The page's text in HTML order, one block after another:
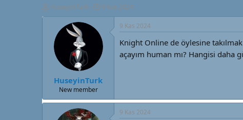
K
o
a
HuseyinTurk
B
a
a
n
ç
a
9 Kas 2024
HuseyinTurk
New member
9 Kas 2024
Knight Online de öylesine
açayım human mı? Hangisi daha
9 Kas 2024